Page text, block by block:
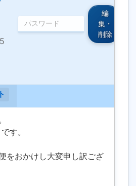
編
集・
削除
す。
をおかけし大変申し訳ござ